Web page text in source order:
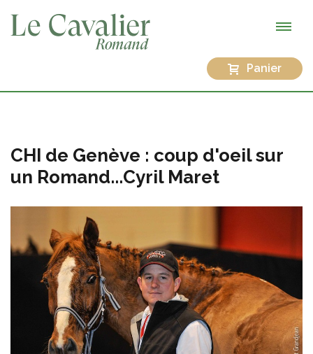
Panier
CHI de Genève : coup d'oeil sur
un Romand...Cyril Maret